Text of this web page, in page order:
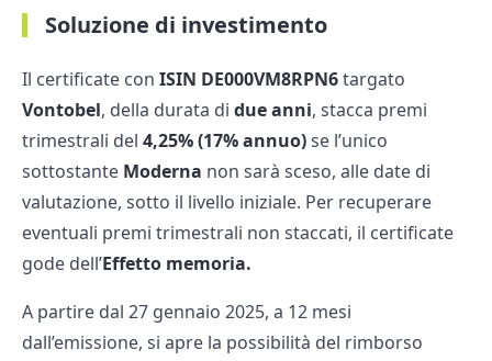
Soluzione di investimento
Il certificate con ISIN DE000VM8RPN6targato
Vontobel, della durata di due anni, stacca premi
trimestrali del 4,25% (17% annuo)se l’unico
sottostante Moderna non sarà sceso, alle date di
valutazione, sotto il livello iniziale. Per recuperare
eventuali premi trimestrali non staccati, il certificate
gode dell’Effetto memoria.
A partire dal 27 gennaio 2025, a 12 mesi
dall’emissione, si apre la possibilità del rimborso